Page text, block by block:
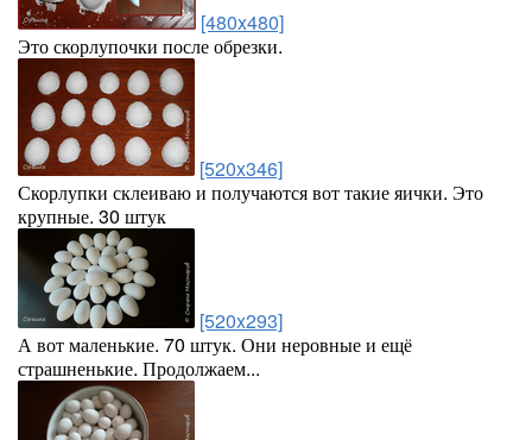
[480x480]
Это скорлупочки после обрезки.
[520x346]
Скорлупки склеиваю и получаются вот такие яички. Это
крупные. 30 штук
[520x293]
А вот маленькие. 70 штук. Они неровные и ещё
страшненькие. Продолжаем...